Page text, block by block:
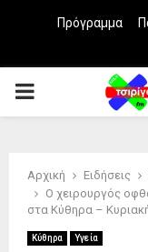
Πρόγραμμα
PRIMARY
Αρχική Ειδήσεις
Ο χειρουργός
στα Κύθηρα –
Κύθηρα Υγεία